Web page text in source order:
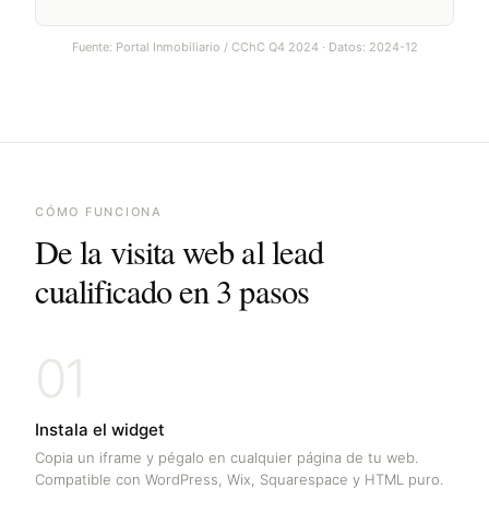
Fuente: Portal Inmobiliario / CChC Q4 2024 · Datos: 2024-12
CÓMO FUNCIONA
De la visita web al lead
cualificado en 3 pasos
01
Instala el widget
Copia un iframe y pégalo en cualquier página de tu web.
Compatible con WordPress, Wix, Squarespace y HTML puro.